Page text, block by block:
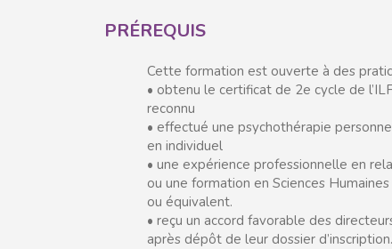
PRÉREQUIS
Cette formation est ouverte à des
• obtenu le certificat de 2e cycle de
reconnu
• effectué une psychothérapie
en individuel
• une expérience professionnelle en
ou une formation en Sciences
ou équivalent.
• reçu un accord favorable des
après dépôt de leur dossier d’inscription.